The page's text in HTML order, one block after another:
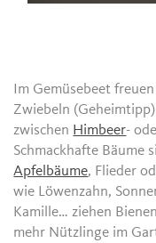
Im Gemüsebeet
Zwiebeln
zwischen Himbeer-
Schmackhafte Bäume
Apfelbäume, Flieder
wie Löwenzahn,
Kamille… ziehen
mehr Nützlinge im